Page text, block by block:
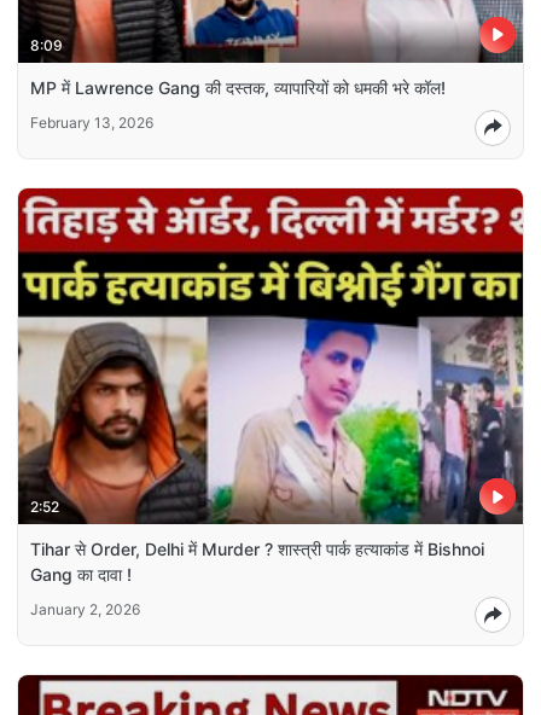
8:09
MP में Lawrence Gang की दस्तक, व्यापारियों को धमकी भरे कॉल!
February 13, 2026
2:52
Tihar से Order, Delhi में Murder ? शास्त्री पार्क हत्याकांड में Bishnoi
Gang का दावा !
January 2, 2026